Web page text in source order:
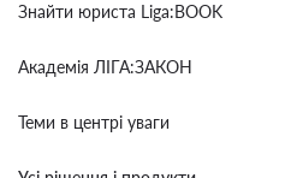
Знайти юриста Liga:BOOK
Академія ЛІГА:ЗАКОН
Теми в центрі уваги